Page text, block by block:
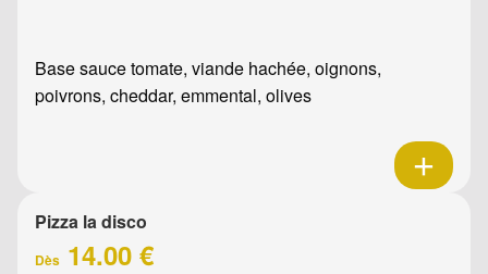
Base sauce tomate, viande hachée, oignons,
poivrons, cheddar, emmental, olives
Pizza la disco
Dès 14.00 €